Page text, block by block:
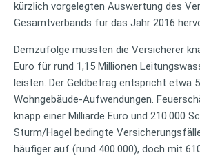
kürzlich vorgelegten Auswertung des
Gesamtverbands für das Jahr 2016
Demzufolge mussten die Versicherer
Euro für rund 1,15 Millionen
leisten. Der Geldbetrag entspricht etwa
Wohngebäude-Aufwendungen.
knapp einer Milliarde Euro und 210.000
Sturm/Hagel bedingte
häufiger auf (rund 400.000), doch mit